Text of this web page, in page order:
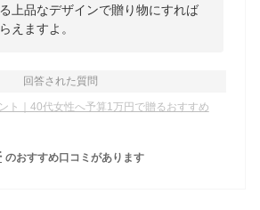
上品なデザインで贈り物にすれば
えますよ。
回答された質問
ト｜40代女性へ予算1万円で贈るおすすめ
のおすすめ口コミがあります